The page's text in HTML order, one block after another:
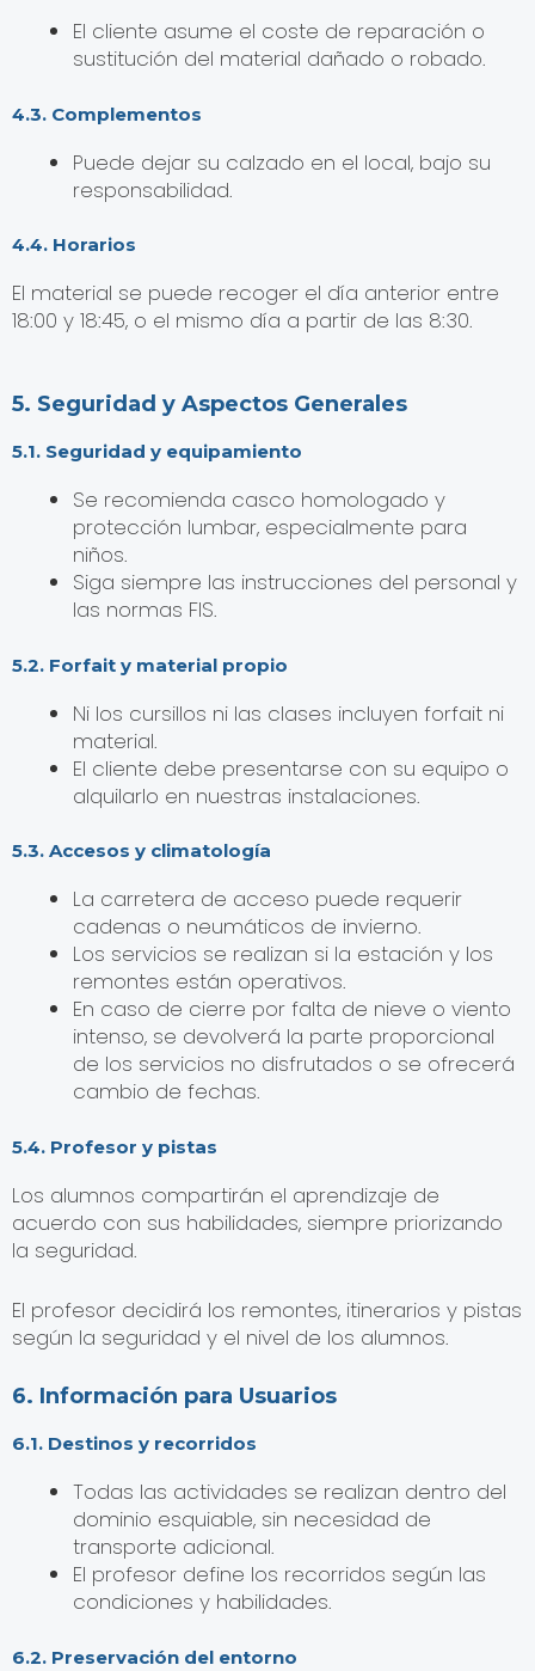
El cliente asume el coste de reparación o
sustitución del material dañado o robado.
4.3. Complementos
Puede dejar su calzado en el local, bajo su
responsabilidad.
4.4. Horarios
El material se puede recoger el día anterior entre
18:00 y 18:45, o el mismo día a partir de las 8:30.
5. Seguridad y Aspectos Generales
5.1. Seguridad y equipamiento
Se recomienda casco homologado y
protección lumbar, especialmente para
niños.
Siga siempre las instrucciones del personal y
las normas FIS.
5.2. Forfait y material propio
Ni los cursillos ni las clases incluyen forfait ni
material.
El cliente debe presentarse con su equipo o
alquilarlo en nuestras instalaciones.
5.3. Accesos y climatología
La carretera de acceso puede requerir
cadenas o neumáticos de invierno.
Los servicios se realizan si la estación y los
remontes están operativos.
En caso de cierre por falta de nieve o viento
intenso, se devolverá la parte proporcional
de los servicios no disfrutados o se ofrecerá
cambio de fechas.
5.4. Profesor y pistas
Los alumnos compartirán el aprendizaje de
acuerdo con sus habilidades, siempre priorizando
la seguridad.
El profesor decidirá los remontes, itinerarios y pistas
según la seguridad y el nivel de los alumnos.
6. Información para Usuarios
6.1. Destinos y recorridos
Todas las actividades se realizan dentro del
dominio esquiable, sin necesidad de
transporte adicional.
El profesor define los recorridos según las
condiciones y habilidades.
6.2. Preservación del entorno